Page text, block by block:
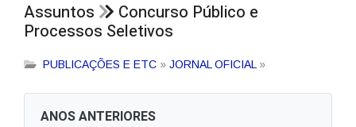
Assuntos
Concurso Público e
Processos Seletivos
PUBLICAÇÕES E ETC » JORNAL OFICIAL »
ANOS ANTERIORES